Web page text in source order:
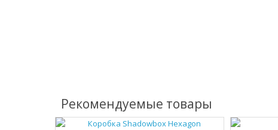
Рекомендуемые товары